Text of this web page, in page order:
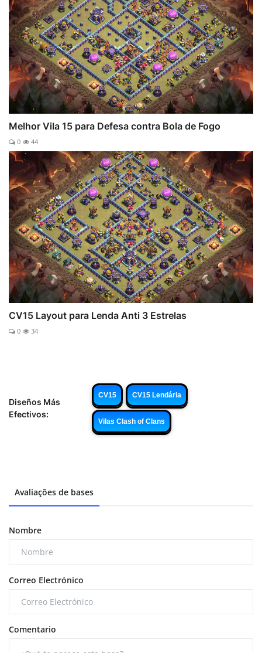
Melhor Vila 15 para Defesa contra Bola de Fogo
0 44
CV15 Layout para Lenda Anti 3 Estrelas
0 34
Diseños Más
Efectivos:
CV15 CV15 Lendária
Vilas Clash of Clans
Avaliações de bases
Nombre
Correo Electrónico
Comentario